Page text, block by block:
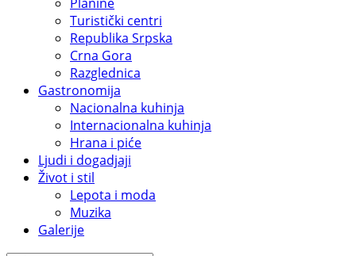
Turistički centri
Republika Srpska
Crna Gora
Razglednica
Gastronomija
Nacionalna kuhinja
Internacionalna kuhinja
Hrana i piće
Ljudi i dogadjaji
Život i stil
Lepota i moda
Muzika
Galerije